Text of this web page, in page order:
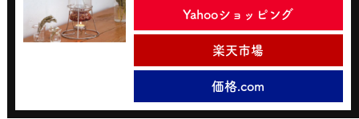
Yahooショッピング
楽天市場
価格.com